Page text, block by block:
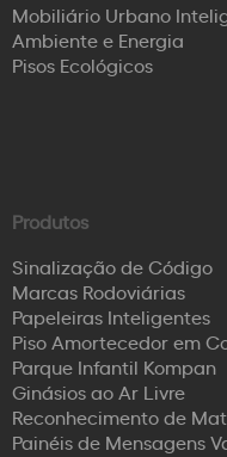
Mobiliário Urbano
Ambiente e Energia
Pisos Ecológicos
Produtos
Sinalização de Código
Marcas Rodoviárias
Papeleiras Inteligentes
Piso Amortecedor em
Parque Infantil Kompan
Ginásios ao Ar Livre
Reconhecimento de
Painéis de Mensagens